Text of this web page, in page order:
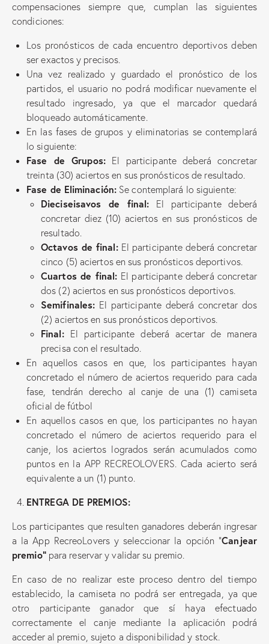
compensaciones siempre que, cumplan las siguientes
condiciones:
Los pronósticos de cada encuentro deportivos deben
ser exactos y precisos.
Una vez realizado y guardado el pronóstico de los
partidos, el usuario no podrá modificar nuevamente el
resultado ingresado, ya que el marcador quedará
bloqueado automáticamente.
En las fases de grupos y eliminatorias se contemplará
lo siguiente:
Fase de Grupos:El participante deberá concretar
treinta (30) aciertos en sus pronósticos de resultado.
Fase de Eliminación: Se contemplará lo siguiente:
Dieciseisavos de final: El participante deberá
concretar diez (10) aciertos en sus pronósticos de
resultado.
Octavos de final:El participante deberá concretar
cinco (5) aciertos en sus pronósticos deportivos.
Cuartos de final: El participante deberá concretar
dos (2) aciertos en sus pronósticos deportivos.
Semifinales: El participante deberá concretar dos
(2) aciertos en sus pronósticos deportivos.
Final:El participante deberá acertar de manera
precisa con el resultado.
En aquellos casos en que, los participantes hayan
concretado el número de aciertos requerido para cada
fase, tendrán derecho al canje de una (1) camiseta
oficial de fútbol
En aquellos casos en que, los participantes no hayan
concretado el número de aciertos requerido para el
canje, los aciertos logrados serán acumulados como
puntos en la APP RECREOLOVERS. Cada acierto será
equivalente a un (1) punto.
ENTREGA DE PREMIOS:
Los participantes que resulten ganadores deberán ingresar
a la App RecreoLovers y seleccionar la opción “Canjear
premio”para reservar y validar su premio.
En caso de no realizar este proceso dentro del tiempo
establecido, la camiseta no podrá ser entregada, ya que
otro participante ganador que sí haya efectuado
correctamente el canje mediante la aplicación podrá
acceder al premio, sujeto a disponibilidad y stock.